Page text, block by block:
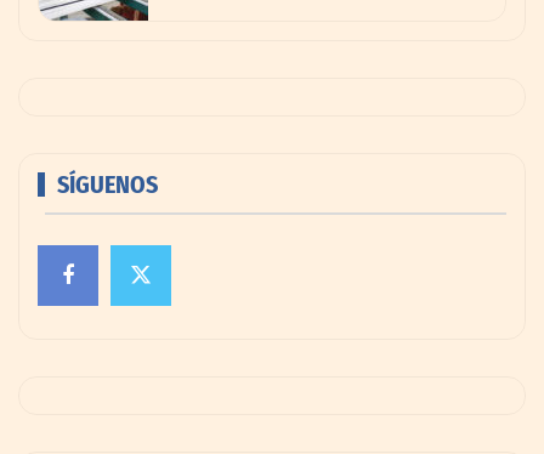
SÍGUENOS